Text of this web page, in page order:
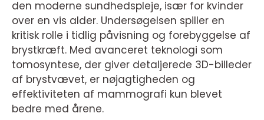
den moderne sundhedspleje, især for kvinder
over en vis alder. Undersøgelsen spiller en
kritisk rolle i tidlig påvisning og forebyggelse af
brystkræft. Med avanceret teknologi som
tomosyntese, der giver detaljerede 3D-billeder
af brystvævet, er nøjagtigheden og
effektiviteten af mammografi kun blevet
bedre med årene.